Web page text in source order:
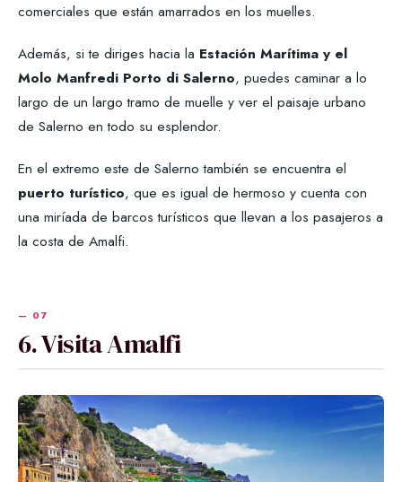
comerciales que están amarrados en los muelles.
Además, si te diriges hacia la Estación Marítima y el
Molo Manfredi Porto di Salerno, puedes caminar a lo
largo de un largo tramo de muelle y ver el paisaje urbano
de Salerno en todo su esplendor.
En el extremo este de Salerno también se encuentra el
puerto turístico, que es igual de hermoso y cuenta con
una miríada de barcos turísticos que llevan a los pasajeros a
la costa de Amalfi.
6. Visita Amalfi